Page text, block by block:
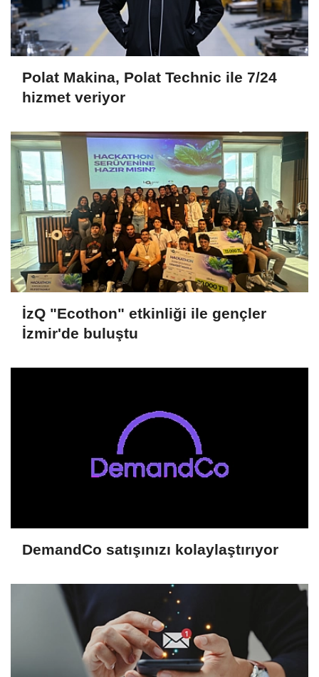
Polat Makina, Polat Technic ile 7/24
hizmet veriyor
İzQ "Ecothon" etkinliği ile gençler
İzmir'de buluştu
DemandCo satışınızı kolaylaştırıyor